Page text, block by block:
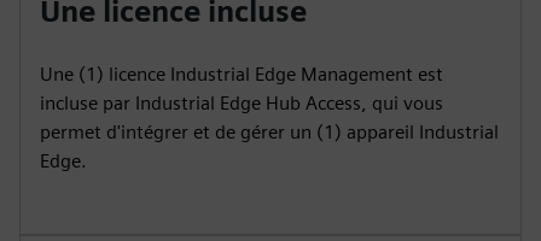
Une licence incluse
Une (1) licence Industrial Edge Management est
incluse par Industrial Edge Hub Access, qui vous
permet d'intégrer et de gérer un (1) appareil Industrial
Edge.